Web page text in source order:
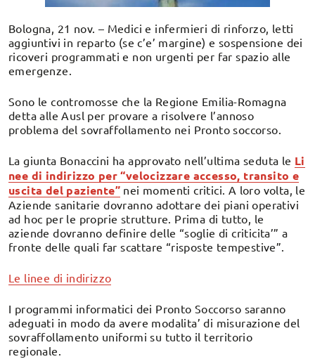
Bologna, 21 nov. – Medici e infermieri di rinforzo, letti
aggiuntivi in reparto (se c’e’ margine) e sospensione dei
ricoveri programmati e non urgenti per far spazio alle
emergenze.
Sono le contromosse che la Regione Emilia-Romagna
detta alle Ausl per provare a risolvere l’annoso
problema del sovraffollamento nei Pronto soccorso.
La giunta Bonaccini ha approvato nell’ultima seduta le Li
nee di indirizzo per “velocizzare accesso, transito e
uscita del paziente” nei momenti critici. A loro volta, le
Aziende sanitarie dovranno adottare dei piani operativi
ad hoc per le proprie strutture. Prima di tutto, le
aziende dovranno definire delle “soglie di criticita’” a
fronte delle quali far scattare “risposte tempestive”.
Le linee di indirizzo
I programmi informatici dei Pronto Soccorso saranno
adeguati in modo da avere modalita’ di misurazione del
sovraffollamento uniformi su tutto il territorio
regionale.